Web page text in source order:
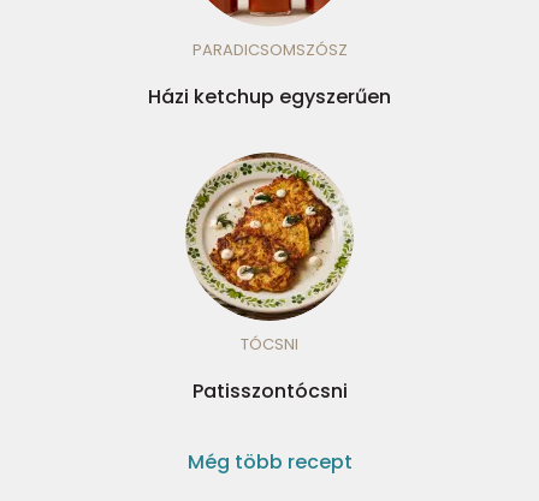
PARADICSOMSZÓSZ
Házi ketchup egyszerűen
TÓCSNI
Patisszontócsni
Még több recept